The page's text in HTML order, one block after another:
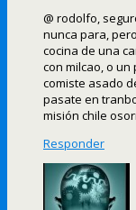
@ rodolfo,
nunca para,
cocina de una
con milcao, o
comiste asado
pasate en
misión chile
Responder